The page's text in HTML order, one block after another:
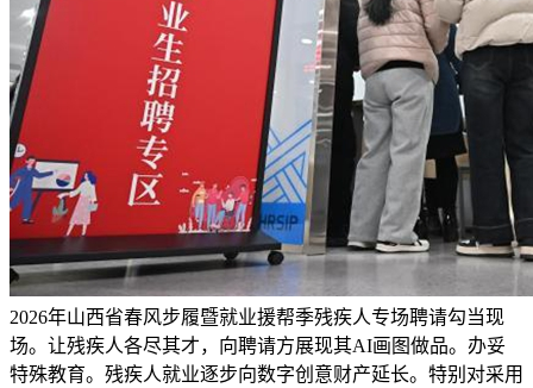
2026年山西省春风步履暨就业援帮季残疾人专场聘请勾当现
场。让残疾人各尽其才，向聘请方展现其AI画图做品。办妥
特殊教育。残疾人就业逐步向数字创意财产延长。特别对采用